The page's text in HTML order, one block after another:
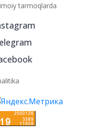
tarmoqlarda